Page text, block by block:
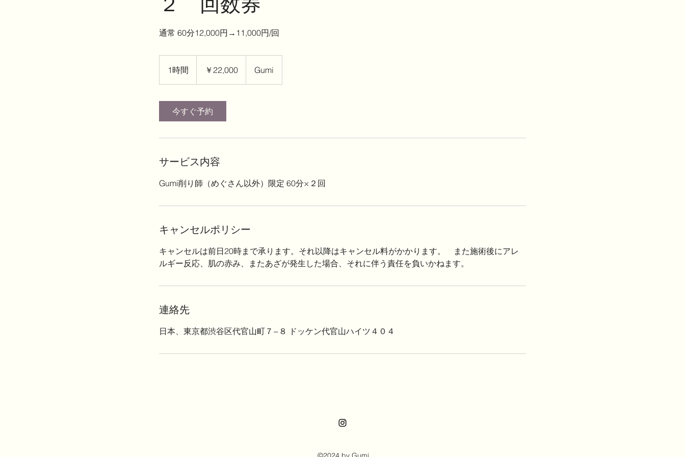
通常 60分12,000円→11,000円/回
1時間
時
￥22,000 Gumi
今すぐ予約
サービス内容
Gumi削り師（めぐさん以外）限定 60分×２回
キャンセルポリシー
キャンセルは前日20時まで承ります。それ以降はキャンセル料がかかります。 また施術後にアレ
ルギー反応、肌の赤み、またあざが発生した場合、それに伴う責任を負いかねます。
連絡先
日本、東京都渋谷区代官山町７−８ ドッケン代官山ハイツ４０４